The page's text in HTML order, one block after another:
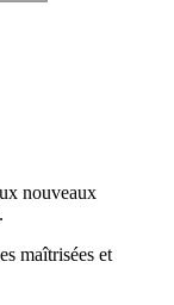
nouveaux
maîtrisées et